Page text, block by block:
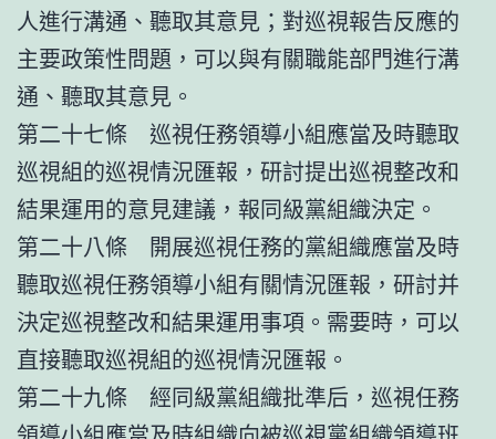
人進行溝通、聽取其意見；對巡視報告反應的
主要政策性問題，可以與有關職能部門進行溝
通、聽取其意見。
第二十七條 巡視任務領導小組應當及時聽取
巡視組的巡視情況匯報，研討提出巡視整改和
結果運用的意見建議，報同級黨組織決定。
第二十八條 開展巡視任務的黨組織應當及時
聽取巡視任務領導小組有關情況匯報，研討并
決定巡視整改和結果運用事項。需要時，可以
直接聽取巡視組的巡視情況匯報。
第二十九條 經同級黨組織批準后，巡視任務